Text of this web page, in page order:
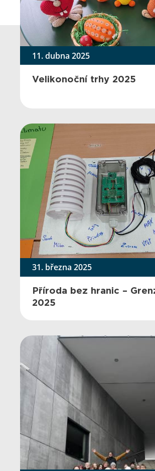
11. dubna 2025
Velikonoční trhy 2025
31. března 2025
Příroda bez hranic –
2025